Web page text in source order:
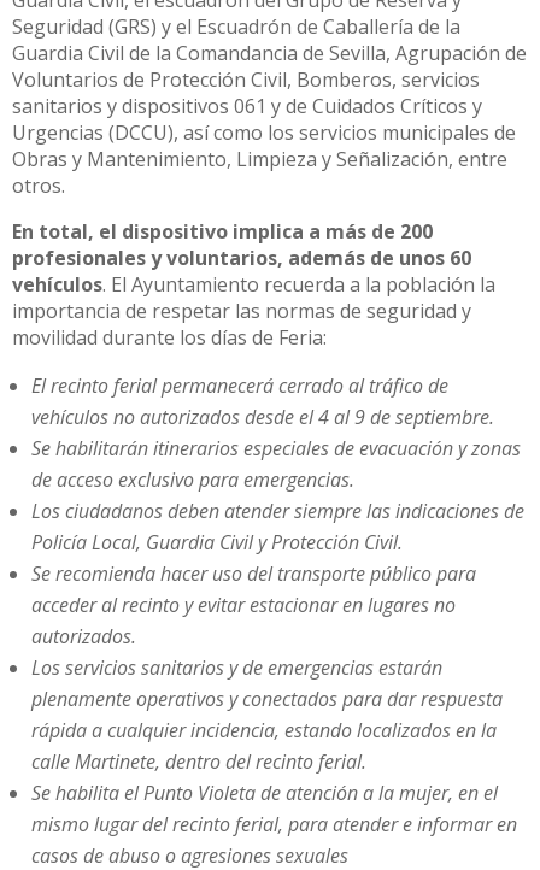
Seguridad (GRS) y el Escuadrón de Caballería de la
Guardia Civil de la Comandancia de Sevilla, Agrupación de
Voluntarios de Protección Civil, Bomberos, servicios
sanitarios y dispositivos 061 y de Cuidados Críticos y
Urgencias (DCCU), así como los servicios municipales de
Obras y Mantenimiento, Limpieza y Señalización, entre
otros.
En total, el dispositivo implica a más de 200
profesionales y voluntarios, además de unos 60
vehículos. El Ayuntamiento recuerda a la población la
importancia de respetar las normas de seguridad y
movilidad durante los días de Feria:
El recinto ferial permanecerá cerrado al tráfico de
vehículos no autorizados desde el 4 al 9 de septiembre.
Se habilitarán itinerarios especiales de evacuación y zonas
de acceso exclusivo para emergencias.
Los ciudadanos deben atender siempre las indicaciones de
Policía Local, Guardia Civil y Protección Civil.
Se recomienda hacer uso del transporte público para
acceder al recinto y evitar estacionar en lugares no
autorizados.
Los servicios sanitarios y de emergencias estarán
plenamente operativos y conectados para dar respuesta
rápida a cualquier incidencia, estando localizados en la
calle Martinete, dentro del recinto ferial.
Se habilita el Punto Violeta de atención a la mujer, en el
mismo lugar del recinto ferial, para atender e informar en
casos de abuso o agresiones sexuales